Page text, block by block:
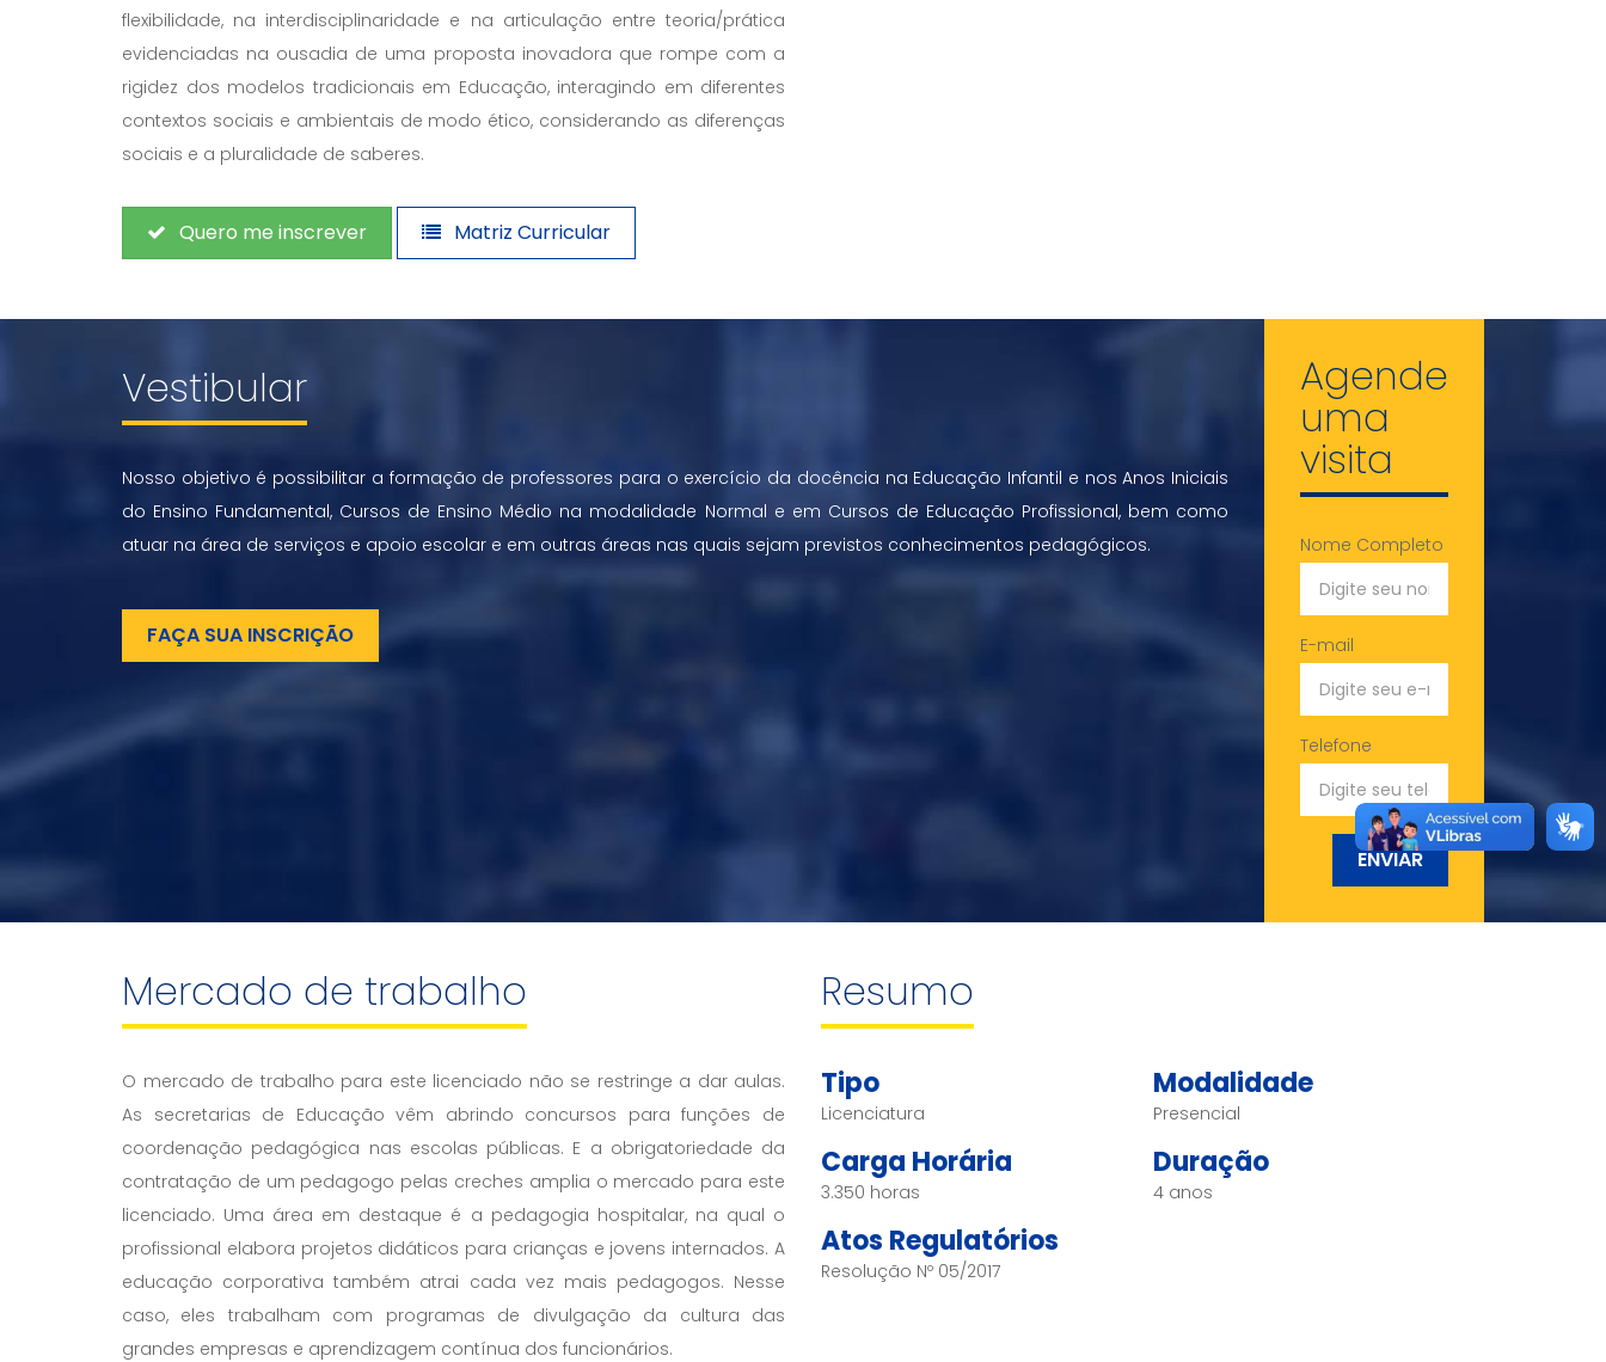
flexibilidade, na interdisciplinaridade e na articulação entre teoria/prática
evidenciadas na ousadia de uma proposta inovadora que rompe com a
rigidez dos modelos tradicionais em Educação, interagindo em diferentes
contextos sociais e ambientais de modo ético, considerando as diferenças
sociais e a pluralidade de saberes.
Quero me inscrever Matriz Curricular
Vestibular
Nosso objetivo é possibilitar a formação de professores para o exercício da docência na Educação Infantil e nos Anos Iniciais
do Ensino Fundamental, Cursos de Ensino Médio na modalidade Normal e em Cursos de Educação Profissional, bem como
atuar na área de serviços e apoio escolar e em outras áreas nas quais sejam previstos conhecimentos pedagógicos.
FAÇA SUA INSCRIÇÃO
Agende
uma
visita
Nome Completo
E-mail
Telefone
ENVIAR
Mercado de trabalho
O mercado de trabalho para este licenciado não se restringe a dar aulas.
As secretarias de Educação vêm abrindo concursos para funções de
coordenação pedagógica nas escolas públicas. E a obrigatoriedade da
contratação de um pedagogo pelas creches amplia o mercado para este
licenciado. Uma área em destaque é a pedagogia hospitalar, na qual o
profissional elabora projetos didáticos para crianças e jovens internados. A
educação corporativa também atrai cada vez mais pedagogos. Nesse
caso, eles trabalham com programas de divulgação da cultura das
grandes empresas e aprendizagem contínua dos funcionários.
Resumo
Tipo
Licenciatura
Modalidade
Presencial
Carga Horária
3.350 horas
Duração
4 anos
Atos Regulatórios
Resolução Nº 05/2017